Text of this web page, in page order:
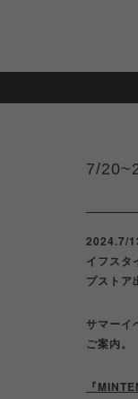
7/
2024.7/
イフス
プストア
サマーイ
ご案内。
『